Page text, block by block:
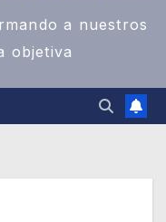
a nuestros
objetiva